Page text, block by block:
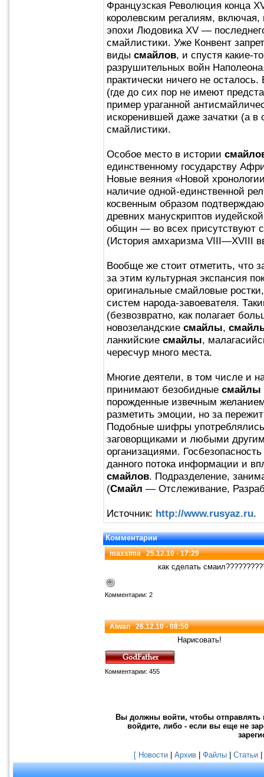
Французская Революция конца
королевским регалиям,
эпохи Людовика XV —
смайлистики. Уже Конвент
виды смайлов, и спустя какие-
разрушительных войн
практически ничего не
(где до сих пор не имеют
пример ураганной
искоренившей даже зачатки (а
смайлистики.
Особое место в истории
единственному государству
Новые веяния «Новой
наличие одной-единственной
косвенным образом
древних манускриптов
общин — во всех присутствуют
(История амхаризма VIII—XVIII
Вообще же стоит отметить, что
за этим культурная экспансия
оригинальные смайловые
систем народа-завоевателя.
(безвозвратно, как полагает
новозеландские смайлы,
ланкийские смайлы,
чересчур много места.
Многие деятели, в том числе и
принимают безобидные смайлы
порожденные извечным
разметить эмоции, но за
Подобные шифры
заговорщиками и любыми
организациями.
данного потока информации и
смайлов. Подразделение,
(Смайл — Отслеживание,
Источник: http://www.rusyaz.ru.
Комментарии
maxsima 25.12.10 - 17:29
Комментарии: 2
как сделать
Aiwan 26.12.10 - 08:50
Комментарии: 455
Нарисовать!
Вы должны войти, чтобы отправлять
войдите, либо - если вы еще не
[ Новости Архив Файлы Статьи